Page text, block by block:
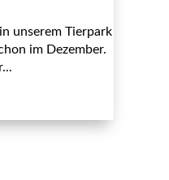
unserem Tierpark
im Dezember.